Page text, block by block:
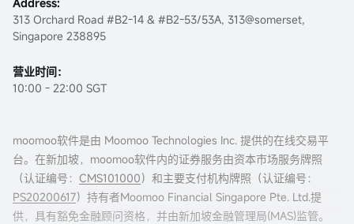
313 Orchard Road #B2-14 & #B2-53/53A, 313@somerset,
Singapore 238895
营业时间：
10:00 - 22:00 SGT
moomoo软件是由 Moomoo Technologies Inc. 提供的在线交易平
台。在新加坡，moomoo软件内的证券服务由资本市场服务牌照
（认证编号： CMS101000）和主要支付机构牌照（认证编号：
PS20200617）持有者Moomoo Financial Singapore Pte. Ltd.提
供，具有豁免金融顾问资格，并由新加坡金融管理局(MAS)监管。